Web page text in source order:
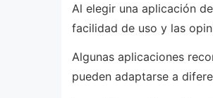
Al elegir una aplicación
facilidad de uso y las
Algunas aplicaciones
pueden adaptarse a